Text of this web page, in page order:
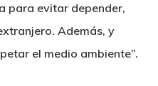
para evitar depender,
Además, y
el medio ambiente”.